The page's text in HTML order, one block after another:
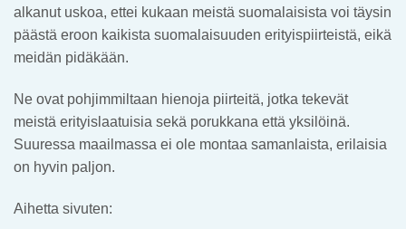
alkanut uskoa, ettei kukaan meistä suomalaisista voi täysin
päästä eroon kaikista suomalaisuuden erityispiirteistä, eikä
meidän pidäkään.
Ne ovat pohjimmiltaan hienoja piirteitä, jotka tekevät
meistä erityislaatuisia sekä porukkana että yksilöinä.
Suuressa maailmassa ei ole montaa samanlaista, erilaisia
on hyvin paljon.
Aihetta sivuten: